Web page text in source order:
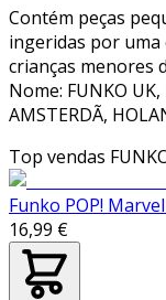
Contém peças
ingeridas por uma
crianças menores
Nome: FUNKO
AMSTERDÃ,
Top vendas
Funko POP!
16,99 €